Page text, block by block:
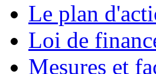
Le plan
Loi de
Mesures et